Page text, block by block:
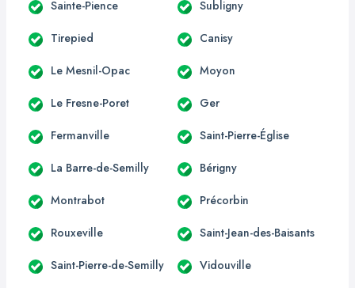
Sainte-Pience Subligny
Tirepied Canisy
Le Mesnil-Opac Moyon
Le Fresne-Poret Ger
Fermanville Saint-Pierre-Église
La Barre-de-Semilly Bérigny
Montrabot Précorbin
Rouxeville Saint-Jean-des-Baisants
Saint-Pierre-de-Semilly Vidouville